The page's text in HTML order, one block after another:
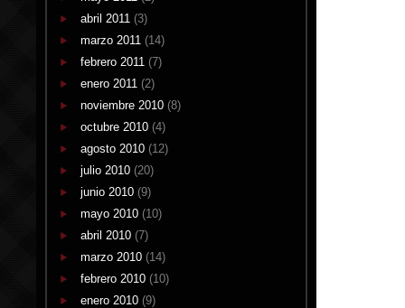
abril 2011 (3)
marzo 2011 (14)
febrero 2011 (7)
enero 2011 (2)
noviembre 2010 (8)
octubre 2010 (4)
agosto 2010 (12)
julio 2010 (20)
junio 2010 (9)
mayo 2010 (10)
abril 2010 (7)
marzo 2010 (14)
febrero 2010 (10)
enero 2010 (9)